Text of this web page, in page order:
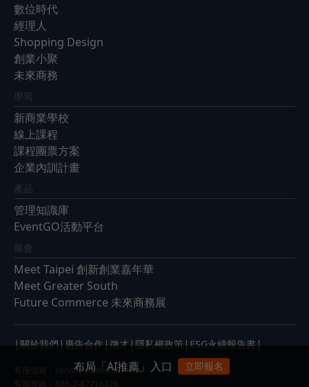
數位時代
經理人
Shopping Design
創業小聚
未來商務
學習
新商業學校
線上課程
課程團票方案
企業內訓計畫
產品
管理知識庫
EventGO活動平台
展會
Meet Taipei 創新創業嘉年華
Meet Greater South
Future Commerce 未來商務展
| 關於我們 | 廣告合作| 徵才| 隱私權政策| ESG永續報告書|
service@bnext.com.tw
布局「AI推薦」入口 立即報名